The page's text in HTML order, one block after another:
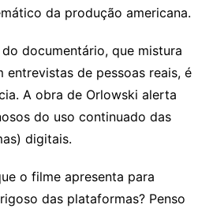
da produção americana.
documentário, que mistura
entrevistas de pessoas reais, é
A obra de Orlowski alerta
do uso continuado das
digitais.
o filme apresenta para
das plataformas? Penso